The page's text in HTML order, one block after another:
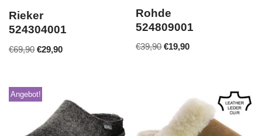
Rieker
524304001
€69,90 €29,90
Rohde
524809001
€39,90 €19,90
Angebot!